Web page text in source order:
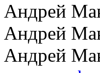
Андрей
Андрей
Андрей